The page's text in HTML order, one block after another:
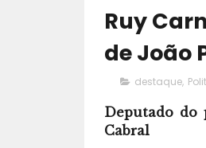
Ruy
de João
destaque,
Deputado do
Cabral